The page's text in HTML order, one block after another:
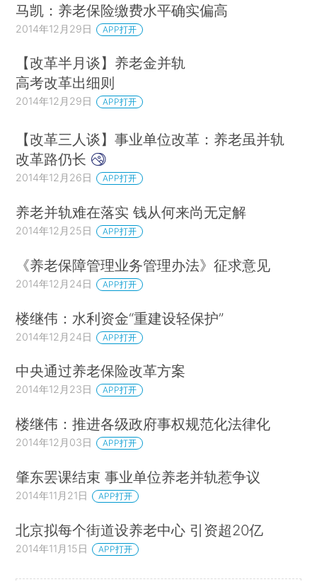
马凯：养老保险缴费水平确实偏高
2014年12月29日 APP打开
【改革半月谈】养老金并轨
高考改革出细则
2014年12月29日 APP打开
【改革三人谈】事业单位改革：养老虽并轨
改革路仍长
2014年12月26日 APP打开
养老并轨难在落实 钱从何来尚无定解
2014年12月25日 APP打开
《养老保障管理业务管理办法》征求意见
2014年12月24日 APP打开
楼继伟：水利资金“重建设轻保护”
2014年12月24日 APP打开
中央通过养老保险改革方案
2014年12月23日 APP打开
楼继伟：推进各级政府事权规范化法律化
2014年12月03日 APP打开
肇东罢课结束 事业单位养老并轨惹争议
2014年11月21日 APP打开
北京拟每个街道设养老中心 引资超20亿
2014年11月15日 APP打开